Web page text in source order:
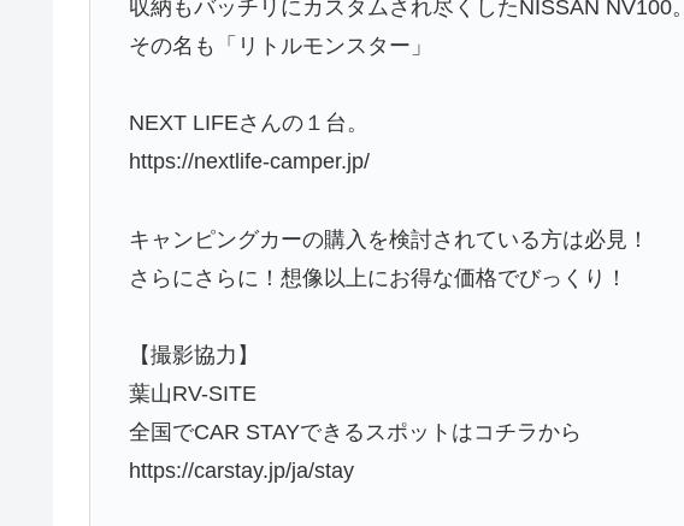
収納もバッチリにカスタムされ尽くしたNISSAN NV100。
その名も「リトルモンスター」
NEXT LIFEさんの１台。
https://nextlife-camper.jp/
キャンピングカーの購入を検討されている方は必見！
さらにさらに！想像以上にお得な価格でびっくり！
【撮影協力】
葉山RV-SITE
全国でCAR STAYできるスポットはコチラから
https://carstay.jp/ja/stay